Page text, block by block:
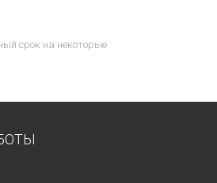
срок на некоторые